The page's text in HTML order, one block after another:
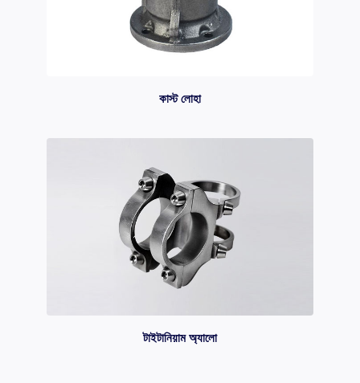
কাস্ট লোহা
টাইটানিয়াম অ্যালো